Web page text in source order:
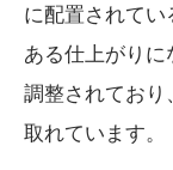
に配置されて
ある仕上がり
調整されており
取れています。